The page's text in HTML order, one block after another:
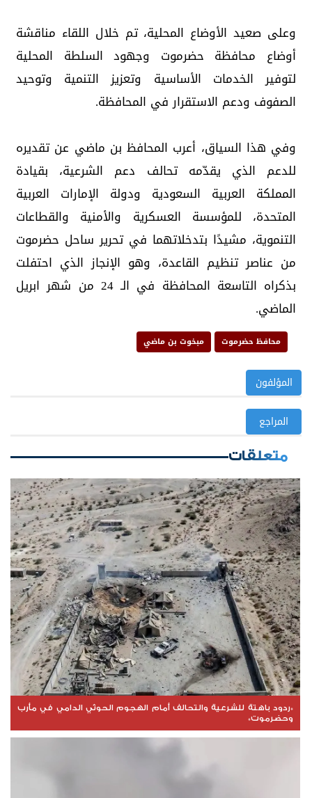
وعلى صعيد الأوضاع المحلية، تم خلال اللقاء مناقشة
أوضاع محافظة حضرموت وجهود السلطة المحلية
لتوفير الخدمات الأساسية وتعزيز التنمية وتوحيد
الصفوف ودعم الاستقرار في المحافظة.
وفي هذا السياق، أعرب المحافظ بن ماضي عن تقديره
للدعم الذي يقدّمه تحالف دعم الشرعية، بقيادة
المملكة العربية السعودية ودولة الإمارات العربية
المتحدة، للمؤسسة العسكرية والأمنية والقطاعات
التنموية، مشيدًا بتدخلاتهما في تحرير ساحل حضرموت
من عناصر تنظيم القاعدة، وهو الإنجاز الذي احتفلت
بذكراه التاسعة المحافظة في الـ 24 من شهر ابريل
الماضي.
محافظ حضرموت مبخوت بن ماضي
المؤلفون
المراجع
متعلقات
*ردود باهتة للشرعية والتحالف أمام الهجوم الحوثي الدامي في مأرب
وحضرموت*